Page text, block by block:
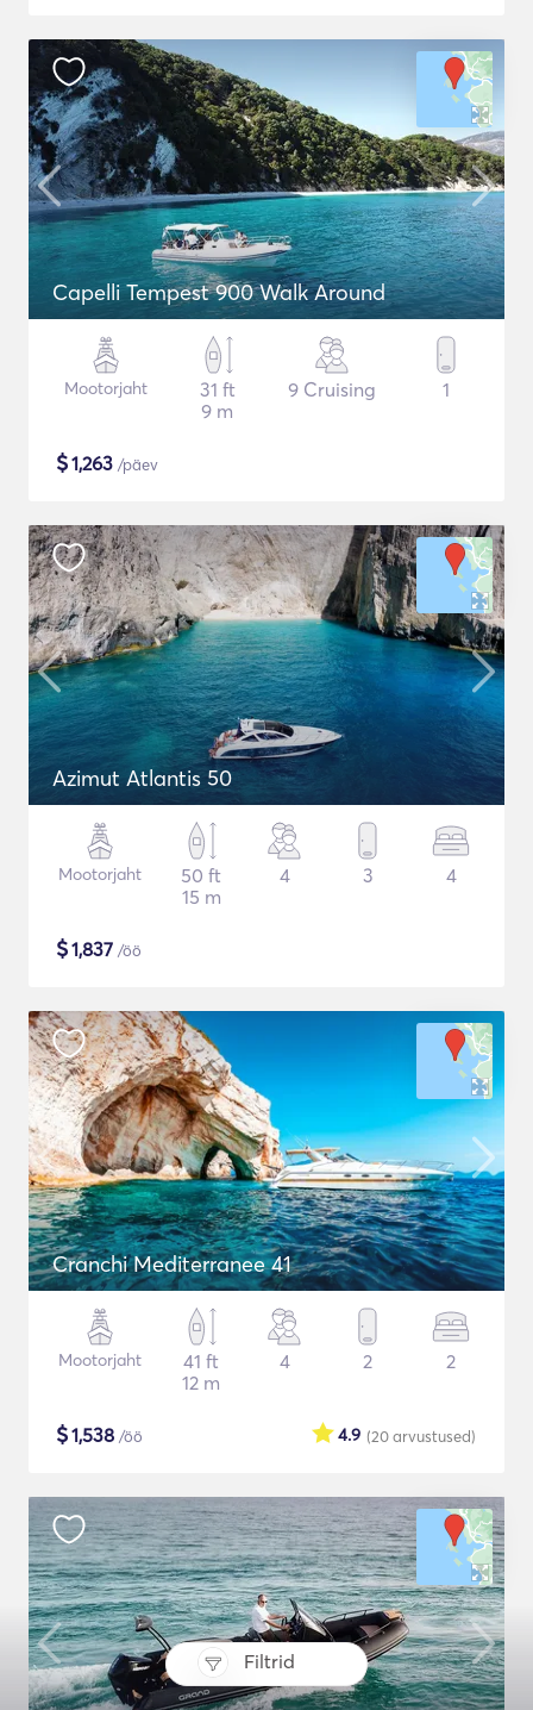
Filtrid
Capelli Tempest 900 Walk Around
Mootorjaht
31 ft
9 m
9 Cruising 1
$1,263 /päev
Azimut Atlantis 50
Mootorjaht
50 ft
15 m
4 3 4
$1,837 /öö
Cranchi Mediterranee 41
Mootorjaht
41 ft
12 m
4 2 2
$1,538 /öö (20arvustused)
4.9